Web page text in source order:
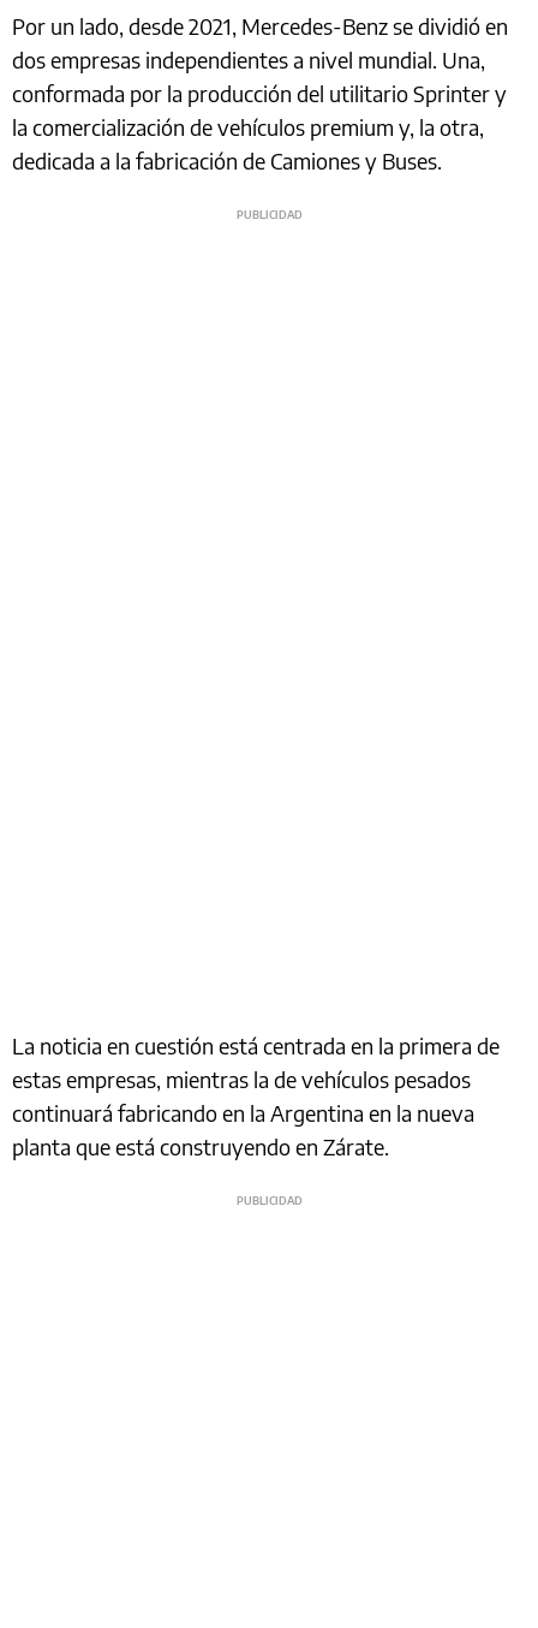
Por un lado, desde 2021, Mercedes-Benz se dividió en
dos empresas independientes a nivel mundial. Una,
conformada por la producción del utilitario Sprinter y
la comercialización de vehículos premium y, la otra,
dedicada a la fabricación de Camiones y Buses.
La noticia en cuestión está centrada en la primera de
estas empresas, mientras la de vehículos pesados
continuará fabricando en la Argentina en la nueva
planta que está construyendo en Zárate.